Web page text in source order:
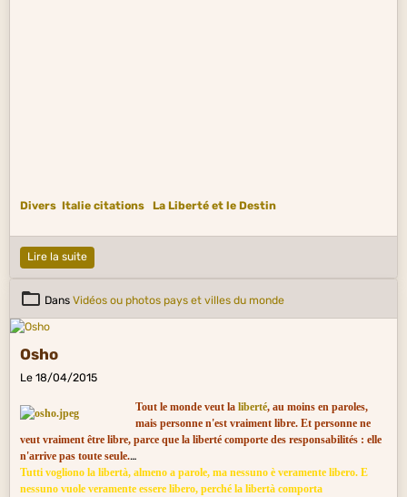
Divers Italie citations La Liberté et le Destin
Lire la suite
Dans Vidéos ou photos pays et villes du monde
Osho
Le 18/04/2015
Tout le monde veut la liberté, au moins en paroles,
mais personne n'est vraiment libre. Et personne ne
veut vraiment être libre, parce que la liberté comporte des responsabilités : elle
n'arrive pas toute seule.
Tutti vogliono la libertà, almeno a parole, ma nessuno è veramente libero. E
nessuno vuole veramente essere libero, perché la libertà comporta